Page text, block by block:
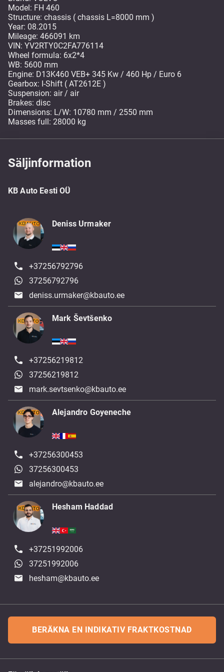
Model: FH 460
Structure: chassis ( chassis L=8000 mm )
Year: 08.2015
Mileage: 466091 km
VIN: YV2RTY0C2FA776114
Wheel formula: 6x2*4
WB: 5600 mm
Engine: D13K460 VEB+ 345 Kw / 460 Hp / Euro 6
Gearbox: I-Shift ( AT2612E )
Suspension: air / air
Brakes: disc
Dimensions: L/W: 10780 mm / 2550 mm
Masses full: 28000 kg
Säljinformation
KB Auto Eesti OÜ
Deniss Urmaker
+37256792796
37256792796
deniss.urmaker@kbauto.ee
Mark Ševtšenko
+37256219812
37256219812
mark.sevtsenko@kbauto.ee
Alejandro Goyeneche
+37256300453
37256300453
alejandro@kbauto.ee
Hesham Haddad
+37251992006
37251992006
hesham@kbauto.ee
BERÄKNA EN INDIKATIV FRAKTKOSTNAD